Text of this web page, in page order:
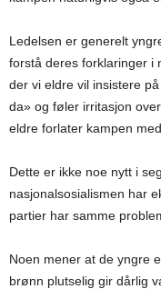
Ledelsen er generelt
forstå deres forklaringer i
der vi eldre vil insistere
da» og føler irritasjon
eldre forlater kampen
Dette er ikke noe nytt i
nasjonalsosialismen har
partier har samme
Noen mener at de yngre
brønn plutselig gir dårlig